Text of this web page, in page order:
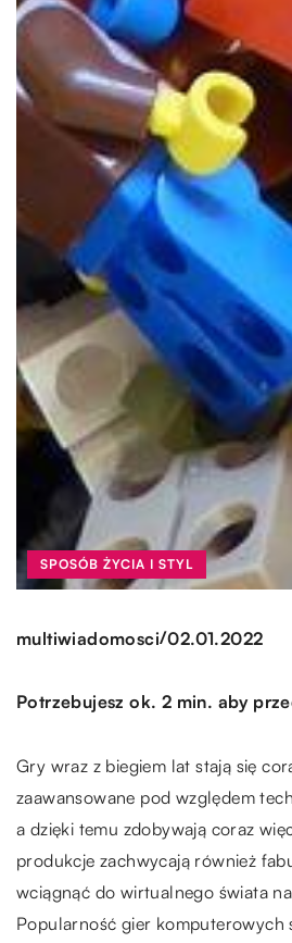
SPOSÓB ŻYCIA I STYL
multiwiadomosci/02.01.2022
Potrzebujesz ok. 2 min. aby
Gry wraz z biegiem lat stają się
zaawansowane pod względem
a dzięki temu zdobywają coraz
produkcje zachwycają również
wciągnąć do wirtualnego świata
Popularność gier komputerowych